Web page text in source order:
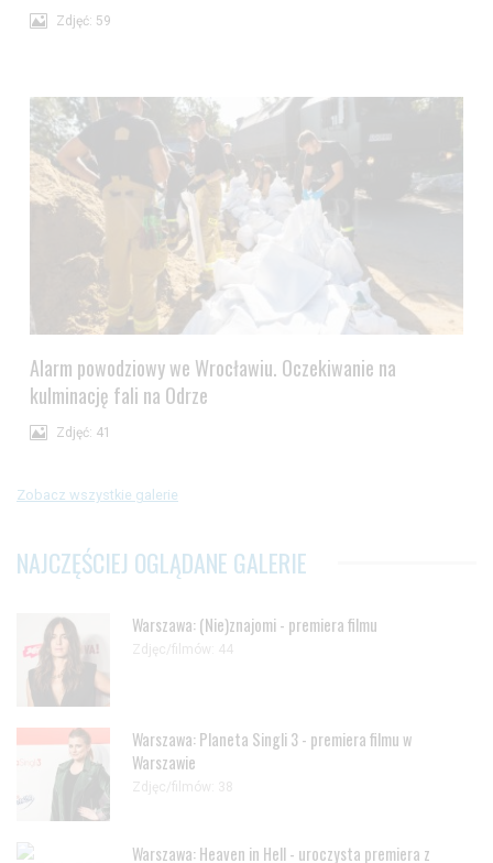
Zdjęć: 59
Alarm powodziowy we Wrocławiu. Oczekiwanie na
kulminację fali na Odrze
Zdjęć: 41
Zobacz wszystkie galerie
NAJCZĘŚCIEJ OGLĄDANE GALERIE
Warszawa: (Nie)znajomi - premiera filmu
Zdjęc/filmów: 44
Warszawa: Planeta Singli 3 - premiera filmu w
Warszawie
Zdjęc/filmów: 38
Warszawa: Heaven in Hell - uroczysta premiera z